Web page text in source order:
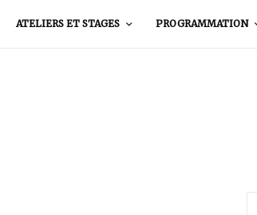
ATELIERS ET STAGES PROGRAMMATION